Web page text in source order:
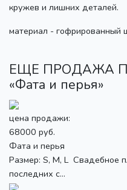
кружев и лишних деталей.
материал -
ЕЩЕ ПРОДАЖА
«Фата и перья»
цена продажи:
68000 руб.
Фата и перья
Размер: S, M, L Свадебное
последних с...